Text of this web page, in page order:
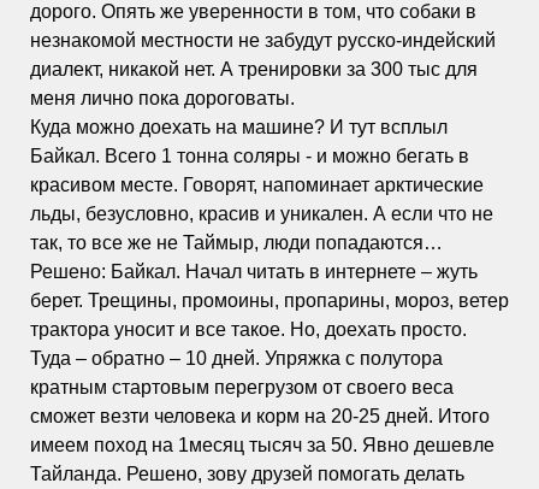
дорого. Опять же уверенности в том, что собаки в
незнакомой местности не забудут русско-индейский
диалект, никакой нет. А тренировки за 300 тыс для
меня лично пока дороговаты.
Куда можно доехать на машине? И тут всплыл
Байкал. Всего 1 тонна соляры - и можно бегать в
красивом месте. Говорят, напоминает арктические
льды, безусловно, красив и уникален. А если что не
так, то все же не Таймыр, люди попадаются…
Решено: Байкал. Начал читать в интернете – жуть
берет. Трещины, промоины, пропарины, мороз, ветер
трактора уносит и все такое. Но, доехать просто.
Туда – обратно – 10 дней. Упряжка с полутора
кратным стартовым перегрузом от своего веса
сможет везти человека и корм на 20-25 дней. Итого
имеем поход на 1месяц тысяч за 50. Явно дешевле
Тайланда. Решено, зову друзей помогать делать